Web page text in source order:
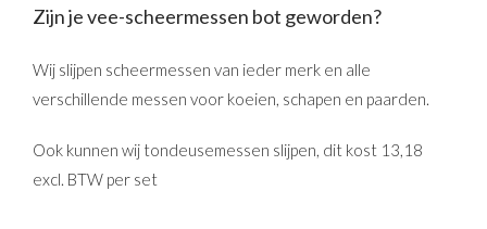
Zijn je vee-scheermessen bot geworden?
Wij slijpen scheermessen van ieder merk en alle
verschillende messen voor koeien, schapen en paarden.
Ook kunnen wij tondeusemessen slijpen, dit kost 13,18
excl. BTW per set